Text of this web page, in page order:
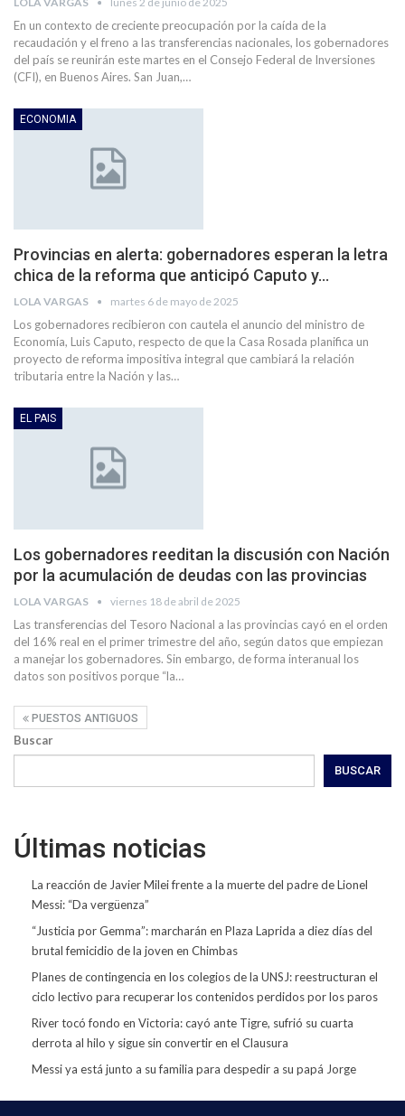
En un contexto de creciente preocupación por la caída de la
recaudación y el freno a las transferencias nacionales, los gobernadores
del país se reunirán este martes en el Consejo Federal de Inversiones
(CFI), en Buenos Aires. San Juan,…
ECONOMIA
Provincias en alerta: gobernadores esperan la letra
chica de la reforma que anticipó Caputo y…
LOLA VARGAS martes 6 de mayo de 2025
Los gobernadores recibieron con cautela el anuncio del ministro de
Economía, Luis Caputo, respecto de que la Casa Rosada planifica un
proyecto de reforma impositiva integral que cambiará la relación
tributaria entre la Nación y las…
EL PAIS
Los gobernadores reeditan la discusión con Nación
por la acumulación de deudas con las provincias
LOLA VARGAS viernes 18 de abril de 2025
Las transferencias del Tesoro Nacional a las provincias cayó en el orden
del 16% real en el primer trimestre del año, según datos que empiezan
a manejar los gobernadores. Sin embargo, de forma interanual los
datos son positivos porque “la…
PUESTOS ANTIGUOS
Buscar
BUSCAR
Últimas noticias
La reacción de Javier Milei frente a la muerte del padre de Lionel
Messi: “Da vergüenza”
“Justicia por Gemma”: marcharán en Plaza Laprida a diez días del
brutal femicidio de la joven en Chimbas
Planes de contingencia en los colegios de la UNSJ: reestructuran el
ciclo lectivo para recuperar los contenidos perdidos por los paros
River tocó fondo en Victoria: cayó ante Tigre, sufrió su cuarta
derrota al hilo y sigue sin convertir en el Clausura
Messi ya está junto a su familia para despedir a su papá Jorge